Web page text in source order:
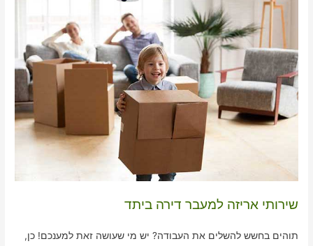
שירותי אריזה למעבר דירה ביתד
תוהים בחשש להשלים את העבודה? יש מי שעושה זאת למענכם! כן,